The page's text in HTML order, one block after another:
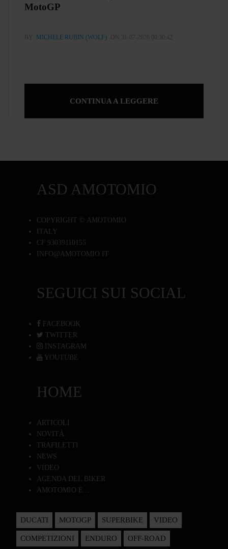
MotoGP
BY MICHELE RUBIN (WOLF) ON 31-07-2026 00:30:42
CONTINUA A LEGGERE
ASD AMOTOMIO
COPYRIGHT © AMOTOMIO
ITALY
CF 93039110155
INFO@AMOTOMIO.IT
SEGUICI SUI SOCIAL
FACEBOOK
TWITTER
INSTAGRAM
YOUTUBE
HOME
ARTICOLI
NOVITÀ
TRAFILETTI
NEWS
VIDEO
AGENDA DEL BIKER
AMOTOMIO È...
DUCATI MOTOGP SUPERBIKE VIDEO
COMPETIZIONI ENDURO OFF-ROAD